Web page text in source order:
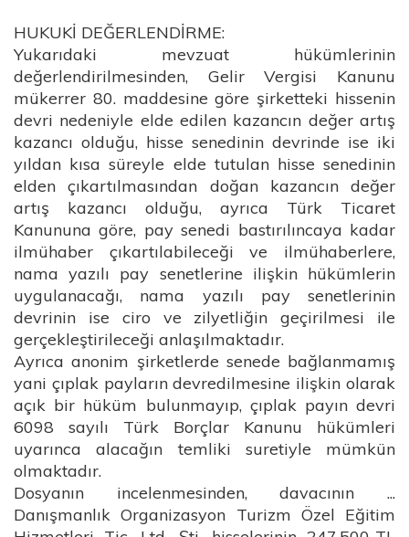
HUKUKİ DEĞERLENDİRME:
Yukarıdaki mevzuat hükümlerinin
değerlendirilmesinden, Gelir Vergisi Kanunu
mükerrer 80. maddesine göre şirketteki hissenin
devri nedeniyle elde edilen kazancın değer artış
kazancı olduğu, hisse senedinin devrinde ise iki
yıldan kısa süreyle elde tutulan hisse senedinin
elden çıkartılmasından doğan kazancın değer
artış kazancı olduğu, ayrıca Türk Ticaret
Kanununa göre, pay senedi bastırılıncaya kadar
ilmühaber çıkartılabileceği ve ilmühaberlere,
nama yazılı pay senetlerine ilişkin hükümlerin
uygulanacağı, nama yazılı pay senetlerinin
devrinin ise ciro ve zilyetliğin geçirilmesi ile
gerçekleştirileceği anlaşılmaktadır.
Ayrıca anonim şirketlerde senede bağlanmamış
yani çıplak payların devredilmesine ilişkin olarak
açık bir hüküm bulunmayıp, çıplak payın devri
6098 sayılı Türk Borçlar Kanunu hükümleri
uyarınca alacağın temliki suretiyle mümkün
olmaktadır.
Dosyanın incelenmesinden, davacının ...
Danışmanlık Organizasyon Turizm Özel Eğitim